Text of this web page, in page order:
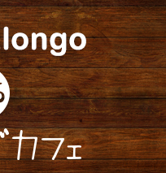
ロンゴ)カフ
365カフェ』より
す。